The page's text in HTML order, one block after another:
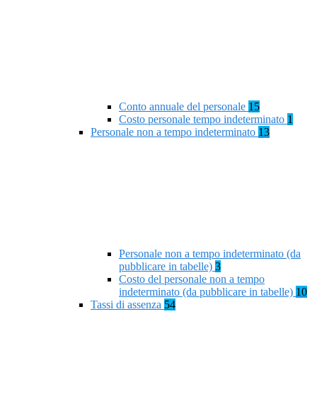
Conto annuale del personale 15
Costo personale tempo indeterminato 1
Personale non a tempo indeterminato 13
Personale non a tempo indeterminato (da
pubblicare in tabelle) 3
Costo del personale non a tempo
indeterminato (da pubblicare in tabelle) 10
Tassi di assenza 54